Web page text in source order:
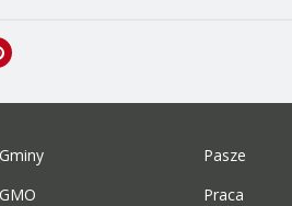
Gminy
GMO
Pasze
Praca